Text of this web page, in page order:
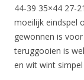
44-39 35×44 27-
moeilijk eindspel
gewonnen is
teruggooien is
en wit wint